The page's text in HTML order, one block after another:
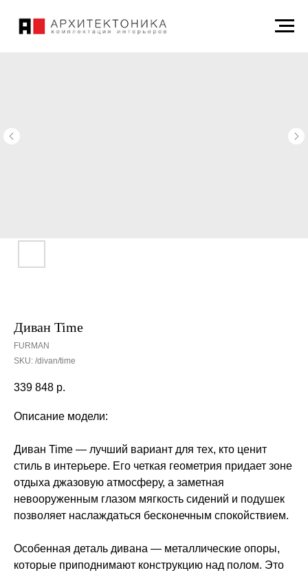
Диван Time
FURMAN
SKU: /divan/time
339 848 р.
Описание модели:
Диван Time — лучший вариант для тех, кто ценит
стиль в интерьере. Его четкая геометрия придает зоне
отдыха джазовую атмосферу, а заметная
невооруженным глазом мягкость сидений и подушек
позволяет наслаждаться бесконечным спокойствием.
Особенная деталь дивана — металлические опоры,
которые приподнимают конструкцию над полом. Это